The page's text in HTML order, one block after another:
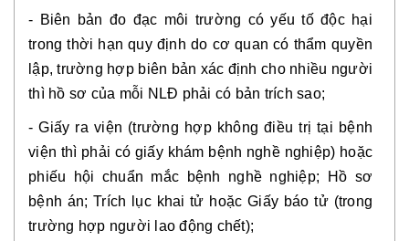
- Biên bản đo đạc môi trường có yếu tố độc hại
trong thời hạn quy định do cơ quan có thẩm quyền
lập, trường hợp biên bản xác định cho nhiều người
thì hồ sơ của mỗi NLĐ phải có bản trích sao;
- Giấy ra viện (trường hợp không điều trị tại bệnh
viện thì phải có giấy khám bệnh nghề nghiệp) hoặc
phiếu hội chuẩn mắc bệnh nghề nghiệp; Hồ sơ
bệnh án; Trích lục khai tử hoặc Giấy báo tử (trong
trường hợp người lao động chết);